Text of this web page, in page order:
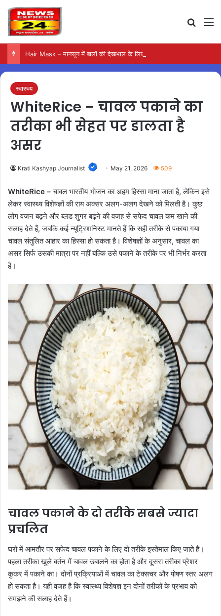
Hair Mask – मानसून में बालों की देखभाल के लिए आजमाएं अंडे का मास्क
स्वास्थ्य
WhiteRice – चावल पकाने का
तरीका भी सेहत पर डालता है
असर
Krati Kashyap Journalist May 21, 2026 509
WhiteRice –चावल भारतीय भोजन का अहम हिस्सा माना जाता है, लेकिन इसे
लेकर स्वास्थ्य विशेषज्ञों की राय अक्सर अलग-अलग देखने को मिलती है। कुछ
लोग वजन बढ़ने और ब्लड शुगर बढ़ने की वजह से सफेद चावल कम खाने की
सलाह देते हैं, जबकि कई न्यूट्रिशनिस्ट मानते हैं कि सही तरीके से पकाया गया
चावल संतुलित आहार का हिस्सा हो सकता है। विशेषज्ञों के अनुसार, चावल का
असर सिर्फ उसकी मात्रा पर नहीं बल्कि उसे पकाने के तरीके पर भी निर्भर करता
है।
चावल पकाने के दो तरीके सबसे ज्यादा
प्रचलित
घरों में आमतौर पर सफेद चावल पकाने के लिए दो तरीके इस्तेमाल किए जाते हैं।
पहला तरीका खुले बर्तन में चावल उबालने का होता है और दूसरा तरीका प्रेशर
कुकर में पकाने का। दोनों प्रक्रियाओं में चावल का टेक्सचर और पोषण स्तर अलग
हो सकता है। यही वजह है कि स्वास्थ्य विशेषज्ञ इन दोनों तरीकों के प्रभाव को
समझने की सलाह देते हैं।